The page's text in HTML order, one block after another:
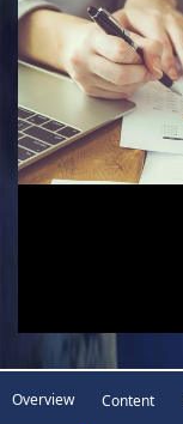
Overview Content